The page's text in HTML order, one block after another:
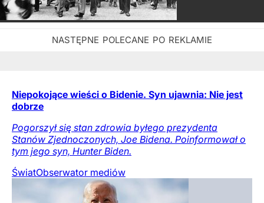
Niepokojące wieści o Bidenie. Syn ujawnia: Nie jest
dobrze
Pogorszył się stan zdrowia byłego prezydenta
Stanów Zjednoczonych, Joe Bidena. Poinformował o
tym jego syn, Hunter Biden.
ŚwiatObserwator mediów